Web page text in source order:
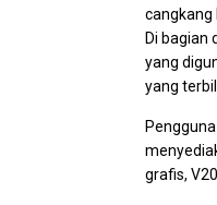
cangkang
Di bagian
yang
yang
grafis,